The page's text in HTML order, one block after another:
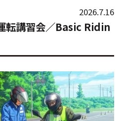
2026.7.16
転講習会／Basic Ridin